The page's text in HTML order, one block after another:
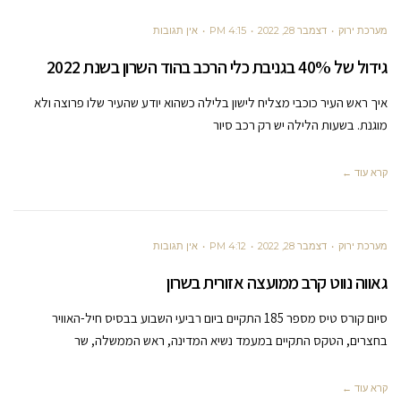
מערכת ירוק דצמבר 28, 2022 4:15 PM אין תגובות
גידול של 40% בגניבת כלי הרכב בהוד השרון בשנת 2022
איך ראש העיר כוכבי מצליח לישון בלילה כשהוא יודע שהעיר שלו פרוצה ולא
מוגנת. בשעות הלילה יש רק רכב סיור
קרא עוד ←
מערכת ירוק דצמבר 28, 2022 4:12 PM אין תגובות
גאווה נווט קרב ממועצה אזורית בשרון
סיום קורס טיס מספר 185 התקיים ביום רביעי השבוע בבסיס חיל-האוויר
בחצרים, הטקס התקיים במעמד נשיא המדינה, ראש הממשלה, שר
קרא עוד ←